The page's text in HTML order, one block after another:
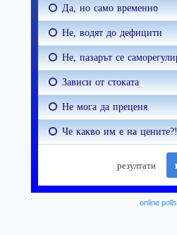
online polls